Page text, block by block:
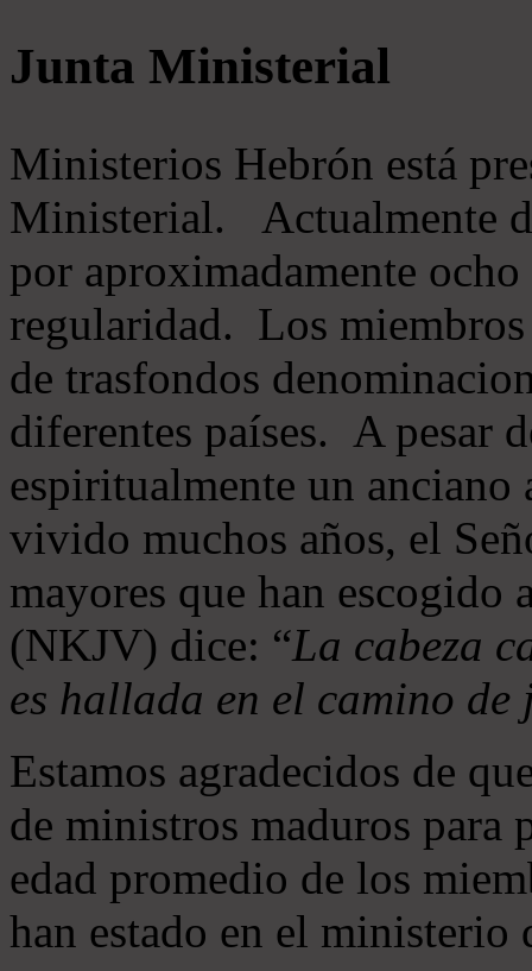
Junta Ministerial
Ministerios Hebrón está
Ministerial. Actualmente
por aproximadamente
regularidad. Los
de trasfondos
diferentes países. A pesar
espiritualmente un
vivido muchos años, el
mayores que han
(NKJV) dice: “La cabeza
es hallada en el camino de
Estamos agradecidos de
de ministros maduros
edad promedio de los
han estado en el ministerio